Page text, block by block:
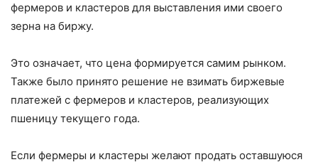
фермеров и кластеров для выставления ими своего
зерна на биржу.
Это означает, что цена формируется самим рынком.
Также было принято решение не взимать биржевые
платежей с фермеров и кластеров, реализующих
пшеницу текущего года.
Если фермеры и кластеры желают продать оставшуюся